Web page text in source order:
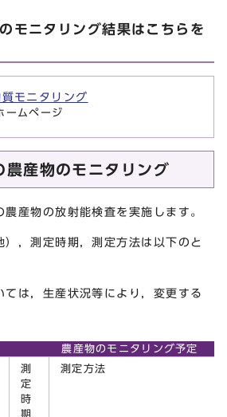
モニタリング結果はこちらを
モニタリング
ームページ
農産物のモニタリング
産物の放射能検査を実施します。
），測定時期，測定方法は以下のと
ては，生産状況等により，変更する
農産物のモニタリング予定
測
定
時
期
測定方法